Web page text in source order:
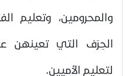
والمحرومين، وتعليم
الحِرَف التي تعينهن
لتعليم الأميين.